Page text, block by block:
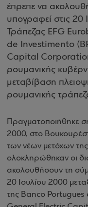
έπρεπε να
υπογραφεί στις 20
Τράπεζας EFG
de Investimento
Capital
ρουμανικής
μεταβίβαση
ρουμανικής
Πραγματοποιήθηκε
2000, στο
των νέων μετόχων
ολοκληρώθηκαν οι
ακολουθήσουν τη
20 Ιουλίου 2000
της Banco Portugues